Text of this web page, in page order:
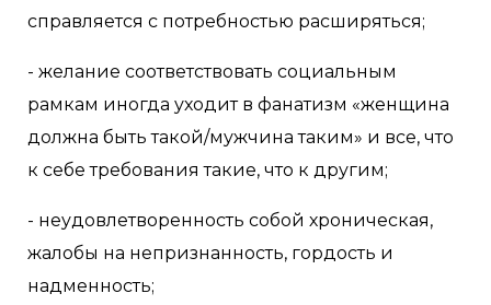
справляется с потребностью расширяться;
- желание соответствовать социальным
рамкам иногда уходит в фанатизм «женщина
должна быть такой/мужчина таким» и все, что
к себе требования такие, что к другим;
- неудовлетворенность собой хроническая,
жалобы на непризнанность, гордость и
надменность;